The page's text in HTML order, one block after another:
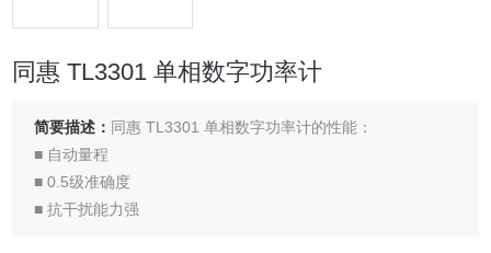
同惠 TL3301 单相数字功率计
简要描述： 同惠 TL3301 单相数字功率计的性能：
■ 自动量程
■ 0.5级准确度
■ 抗干扰能力强